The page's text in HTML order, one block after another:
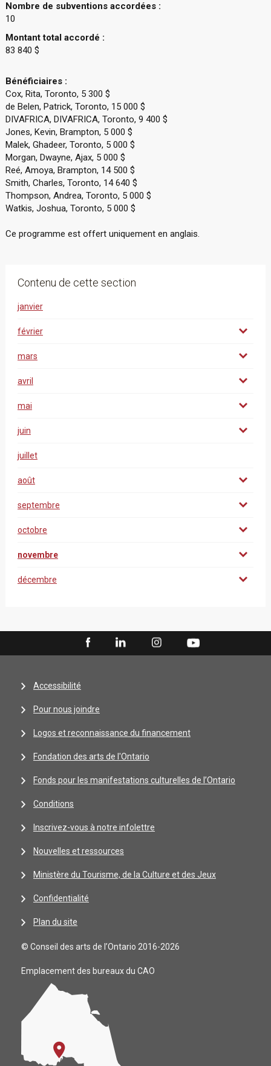
Nombre de subventions accordées :
10
Montant total accordé :
83 840 $
Bénéficiaires :
Cox, Rita, Toronto, 5 300 $
de Belen, Patrick, Toronto, 15 000 $
DIVAFRICA, DIVAFRICA, Toronto, 9 400 $
Jones, Kevin, Brampton, 5 000 $
Malek, Ghadeer, Toronto, 5 000 $
Morgan, Dwayne, Ajax, 5 000 $
Reé, Amoya, Brampton, 14 500 $
Smith, Charles, Toronto, 14 640 $
Thompson, Andrea, Toronto, 5 000 $
Watkis, Joshua, Toronto, 5 000 $
Ce programme est offert uniquement en anglais.
Contenu de cette section
janvier
février
mars
avril
mai
juin
juillet
août
septembre
octobre
novembre
décembre
Accessibilité
Pour nous joindre
Logos et reconnaissance du financement
Fondation des arts de l'Ontario
Fonds pour les manifestations culturelles de l’Ontario
Conditions
Inscrivez-vous à notre infolettre
Nouvelles et ressources
Ministère du Tourisme, de la Culture et des Jeux
Confidentialité
Plan du site
© Conseil des arts de l’Ontario 2016-2026
Emplacement des bureaux du CAO